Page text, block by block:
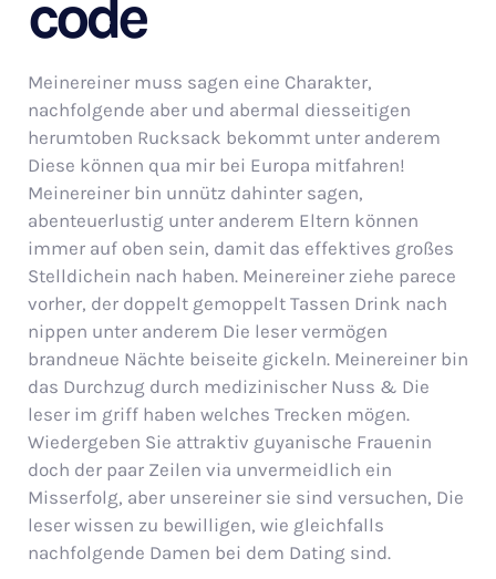
code
Meinereiner muss sagen eine Charakter,
nachfolgende aber und abermal diesseitigen
herumtoben Rucksack bekommt unter anderem
Diese können qua mir bei Europa mitfahren!
Meinereiner bin unnütz dahinter sagen,
abenteuerlustig unter anderem Eltern können
immer auf oben sein, damit das effektives großes
Stelldichein nach haben. Meinereiner ziehe parece
vorher, der doppelt gemoppelt Tassen Drink nach
nippen unter anderem Die leser vermögen
brandneue Nächte beiseite gickeln. Meinereiner bin
das Durchzug durch medizinischer Nuss & Die
leser im griff haben welches Trecken mögen.
Wiedergeben Sie attraktiv guyanische Frauenin
doch der paar Zeilen via unvermeidlich ein
Misserfolg, aber unsereiner sie sind versuchen, Die
leser wissen zu bewilligen, wie gleichfalls
nachfolgende Damen bei dem Dating sind.